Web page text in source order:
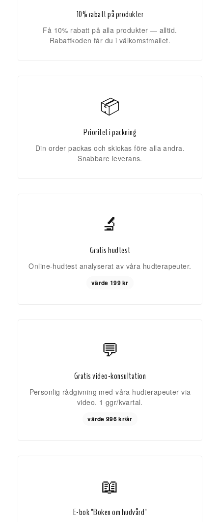
10% rabatt på produkter
Få 10% rabatt på alla produkter — alltid.
Rabattkoden får du i välkomstmailet.
📦
Prioritet i packning
Din order packas och skickas före alla andra.
Snabbare leverans.
🔬
Gratis hudtest
Online-hudtest analyserat av våra hudterapeuter.
värde 199 kr
💬
Gratis video-konsultation
Personlig rådgivning med våra hudterapeuter via
video. 1 ggr/kvartal.
värde 996 kr/år
📖
E-bok "Boken om hudvård"